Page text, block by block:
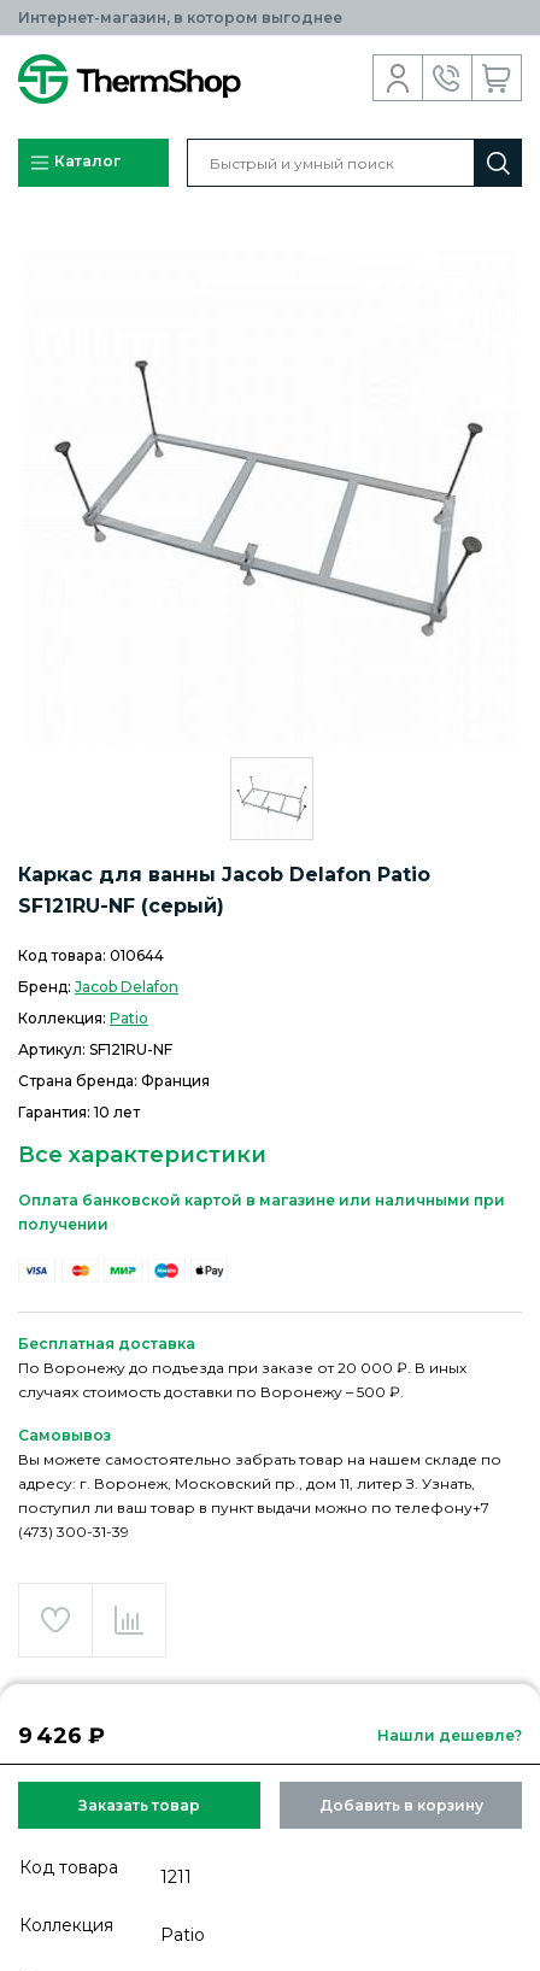
Интернет-магазин, в котором выгоднее
Каталог
Каркас для ванны Jacob Delafon Patio
SF121RU-NF (серый)
Код товара: 010644
Бренд: Jacob Delafon
Коллекция: Patio
Артикул: SF121RU-NF
Страна бренда: Франция
Гарантия: 10 лет
Все характеристики
Оплата банковской картой в магазине или наличными при
получении
Бесплатная доставка
По Воронежу до подъезда при заказе от 20 000 ₽. В иных
случаях стоимость доставки по Воронежу – 500 ₽.
Самовывоз
Вы можете самостоятельно забрать товар на нашем складе по
адресу: г. Воронеж, Московский пр., дом 11, литер З. Узнать,
поступил ли ваш товар в пункт выдачи можно по телефону+7
(473) 300-31-39
9 426 ₽ Нашли дешевле?
Заказать товар Добавить в корзину
Код товара 1211
Коллекция Patio